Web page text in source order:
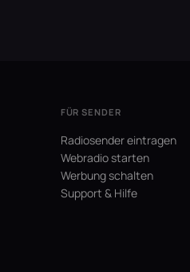
FÜR SENDER
Radiosender eintragen
Webradio starten
Werbung schalten
Support & Hilfe